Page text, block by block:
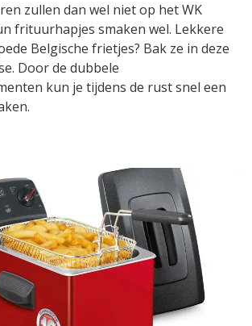
zullen dan wel niet op het WK
frituurhapjes smaken wel. Lekkere
Belgische frietjes? Bak ze in deze
Door de dubbele
kun je tijdens de rust snel een